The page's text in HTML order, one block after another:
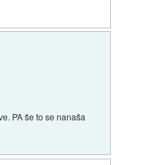
PA še to se nanaša